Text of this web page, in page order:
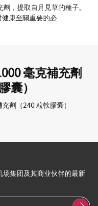
，提取自月見草的種子。
康至關重要的必
毫克補充劑
囊）
劑（240 粒軟膠囊）
集团及其商业伙伴的最新